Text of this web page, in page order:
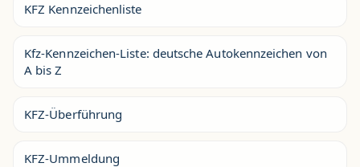
KFZ Kennzeichenliste
Kfz-Kennzeichen-Liste: deutsche Autokennzeichen von
A bis Z
KFZ-Überführung
KFZ-Ummeldung